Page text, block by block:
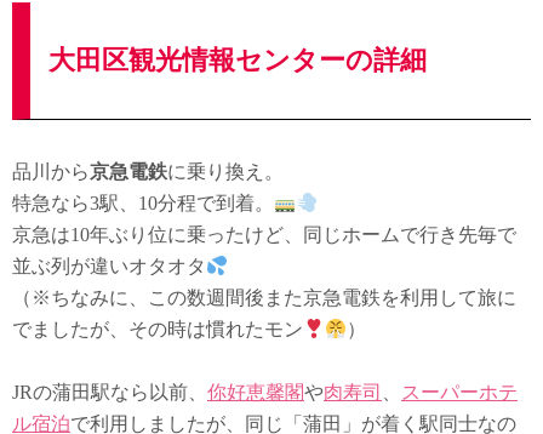
大田区観光情報センターの詳細
品川から京急電鉄に乗り換え。
特急なら3駅、10分程で到着。
京急は10年ぶり位に乗ったけど、同じホームで行き先毎で
並ぶ列が違いオタオタ
（※ちなみに、この数週間後また京急電鉄を利用して旅に
でましたが、その時は慣れたモン
）
JRの蒲田駅なら以前、 你好恵馨閣や肉寿司
スーパーホテ
ル宿泊で利用しましたが、同じ「蒲田」が着く駅同士なの